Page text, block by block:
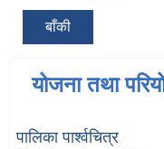
बाँकी
योजना तथा
पालिका पार्श्वचित्र